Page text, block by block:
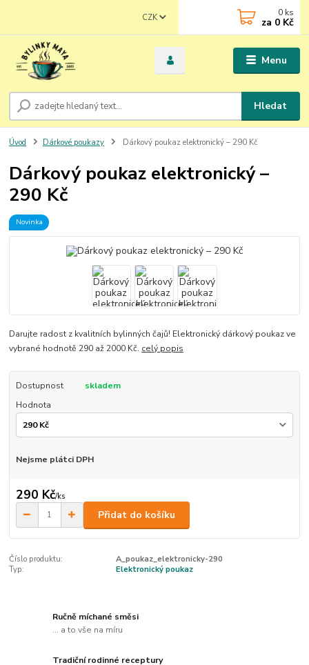
Menu
CZK
Hledat
0 ks
za 0 Kč
Úvod Dárkové poukazy Dárkový poukaz elektronický – 290 Kč
Dárkový poukaz elektronický –
290 Kč
Novinka
Darujte radost z kvalitních bylinných čajů! Elektronický dárkový poukaz ve
vybrané hodnotě 290 až 2000 Kč. celý popis
Dostupnost
skladem
Hodnota
Nejsme plátci DPH
290 Kč/ks
Přidat do košíku
Číslo produktu:
A_poukaz_elektronicky-290
Typ:
Elektronický poukaz
Ručně míchané směsi
... a to vše na míru
Tradiční rodinné receptury